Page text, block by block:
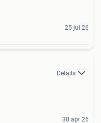
25 jul 26
Details
30 apr 26